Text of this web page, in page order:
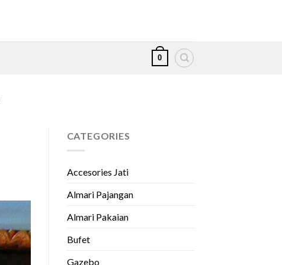
0
CATEGORIES
Accesories Jati
Almari Pajangan
Almari Pakaian
Bufet
Gazebo